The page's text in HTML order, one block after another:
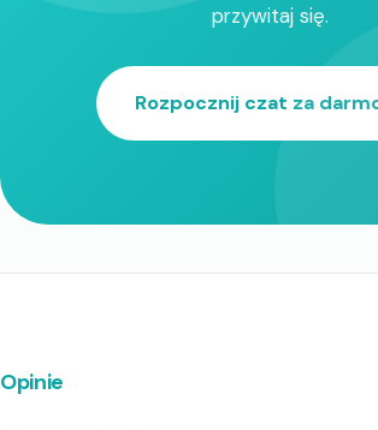
przywitaj się.
Rozpocznij czat za
Opinie